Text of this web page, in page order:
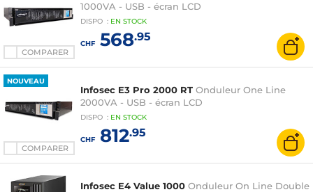
COMPARER
1000VA - USB - écran LCD
DISPO : EN STOCK
CHF568.95
NOUVEAU
COMPARER
Infosec E3 Pro 2000 RT Onduleur One Line
2000VA - USB - écran LCD
DISPO : EN STOCK
CHF812.95
Infosec E4 Value 1000 Onduleur On Line Double